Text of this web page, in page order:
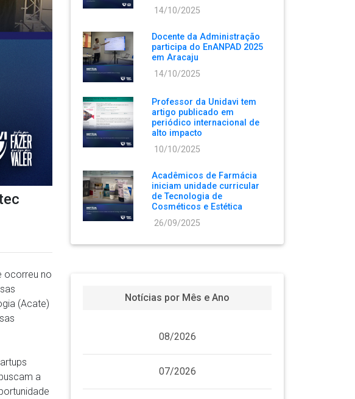
ocorreu no
(Acate)
a
14/10/2025
Docente da Administração
participa do EnANPAD 2025
em Aracaju
14/10/2025
Professor da Unidavi tem
artigo publicado em
periódico internacional de
alto impacto
10/10/2025
Acadêmicos de Farmácia
iniciam unidade curricular
de Tecnologia de
Cosméticos e Estética
26/09/2025
Notícias por Mês e Ano
08/2026
07/2026